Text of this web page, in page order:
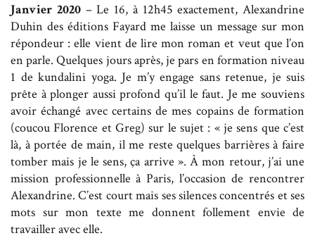
Janvier 2020– Le 16, à 12h45 exactement, Alexandrine
Duhin des éditions Fayard me laisse un message sur mon
répondeur : elle vient de lire mon roman et veut que l’on
en parle. Quelques jours après, je pars en formation niveau
1 de kundalini yoga. Je m’y engage sans retenue, je suis
prête à plonger aussi profond qu’il le faut. Je me souviens
avoir échangé avec certains de mes copains de formation
(coucou Florence et Greg) sur le sujet : « je sens que c’est
là, à portée de main, il me reste quelques barrières à faire
tomber mais je le sens, ça arrive ». À mon retour, j’ai une
mission professionnelle à Paris, l’occasion de rencontrer
Alexandrine. C’est court mais ses silences concentrés et ses
mots sur mon texte me donnent follement envie de
travailler avec elle.